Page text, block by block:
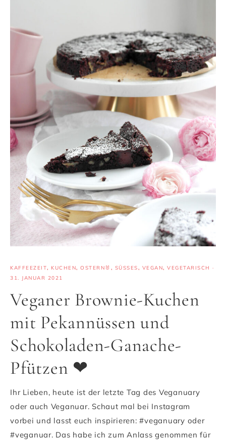
KAFFEEZEIT, KUCHEN, OSTERN🐰 , SÜSSES , VEGAN, VEGETARISCH ·
31. JANUAR 2021
Veganer Brownie-Kuchen
mit Pekannüssen und
Schokoladen-Ganache-
Pfützen ❤
Ihr Lieben, heute ist der letzte Tag des Veganuary
oder auch Veganuar. Schaut mal bei Instagram
vorbei und lasst euch inspirieren: #veganuary oder
#veganuar. Das habe ich zum Anlass genommen für